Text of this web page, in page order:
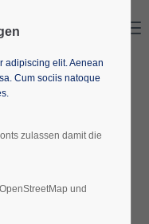
-
adipiscing elit. Aenean
Cum sociis natoque
zulassen damit die
und